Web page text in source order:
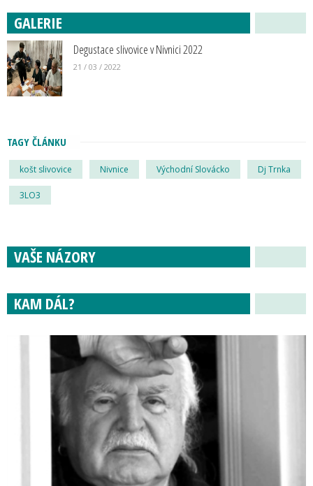
GALERIE
Degustace slivovice v Nivnici 2022
21 / 03 / 2022
TAGY ČLÁNKU
košt slivovice Nivnice Východní Slovácko Dj Trnka
3LO3
VAŠE NÁZORY
KAM DÁL?